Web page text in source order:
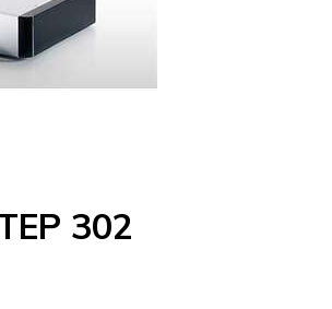
302